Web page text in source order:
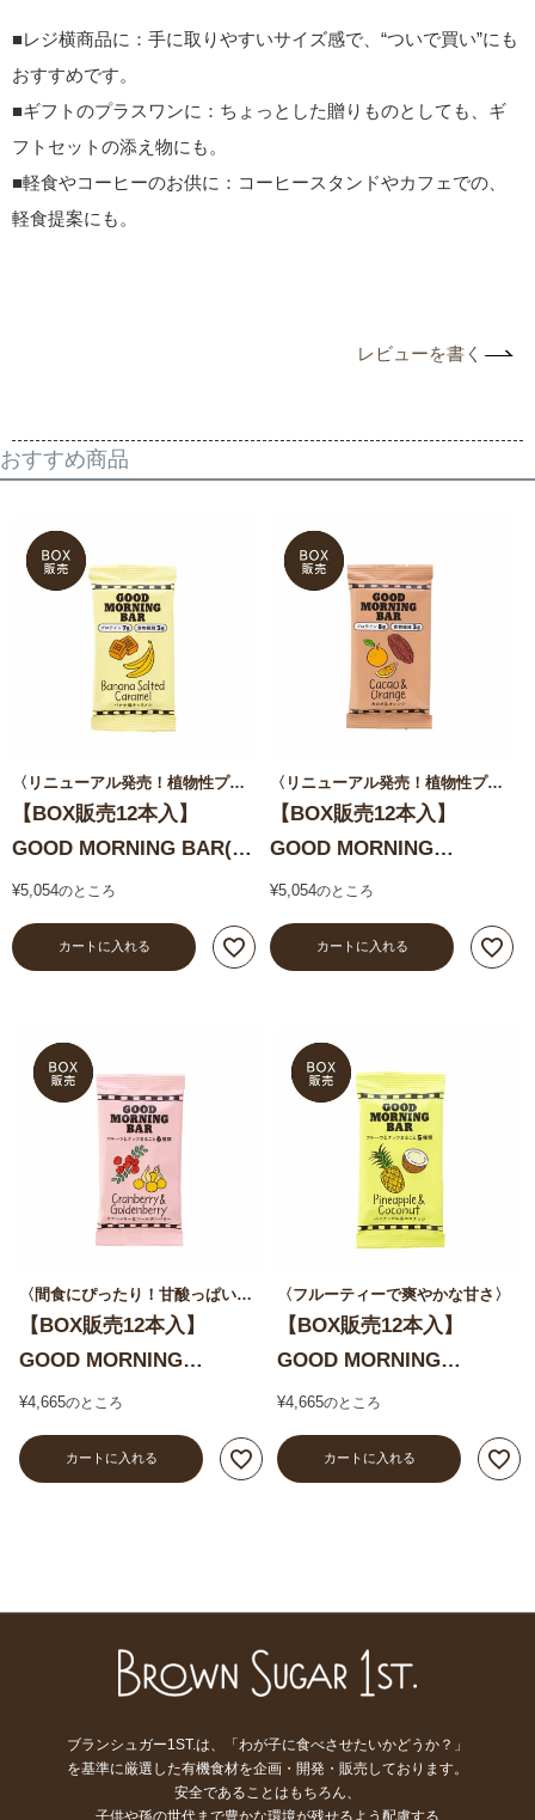
■レジ横商品に ：手に取りやすいサイズ感で、“ついで買い”にも
おすすめです。
■ギフトのプラスワンに ：ちょっとした贈りものとしても、ギ
フトセットの添え物にも。
■軽食やコーヒーのお供に ：コーヒースタンドやカフェでの、
軽食提案にも。
レビューを書く
おすすめ商品
〈リニューアル発売！植物性プロテイン配合〉
【BOX販売12本入】
GOOD MORNING BAR(バ
ナナ塩キャラメル)
¥5,054のところ
カートに入れる
〈リニューアル発売！植物性プロテイン配合〉
【BOX販売12本入】
GOOD MORNING
BAR（カカオ＆オレン
ジ）
¥5,054のところ
カートに入れる
〈間食にぴったり！甘酸っぱいフレーバー〉
【BOX販売12本入】
GOOD MORNING
BAR(Cranberry&Goldenb
erry )
¥4,665のところ
カートに入れる
〈フルーティーで爽やかな甘さ〉
【BOX販売12本入】
GOOD MORNING
BAR(Pineapple&Coconut
¥4,665のところ
カートに入れる
ブランシュガー1ST.は、「わが子に食べさせたいかどうか？」
を基準に厳選した有機食材を企画・開発・販売しております。
安全であることはもちろん、
子供や孫の世代まで豊かな環境が残せるよう配慮する